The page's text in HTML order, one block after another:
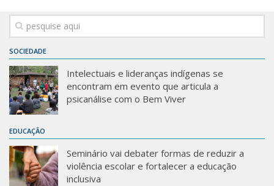
SOCIEDADE
Intelectuais e lideranças indígenas se
encontram em evento que articula a
psicanálise com o Bem Viver
EDUCAÇÃO
Seminário vai debater formas de reduzir a
violência escolar e fortalecer a educação
inclusiva